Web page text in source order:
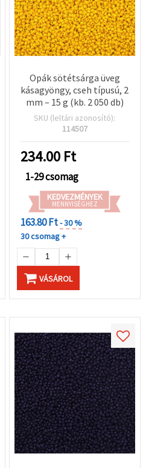
Opák sötétsárga üveg
kásagyöngy, cseh típusú, 2
mm – 15 g (kb. 2 050 db)
SKU (leltári azonosító):
114507
234.00 Ft
1-29 csomag
KEDVEZMÉNYEK
MENNYISÉGHEZ
163.80 Ft- 30 %
30 csomag +
VÁSÁROL